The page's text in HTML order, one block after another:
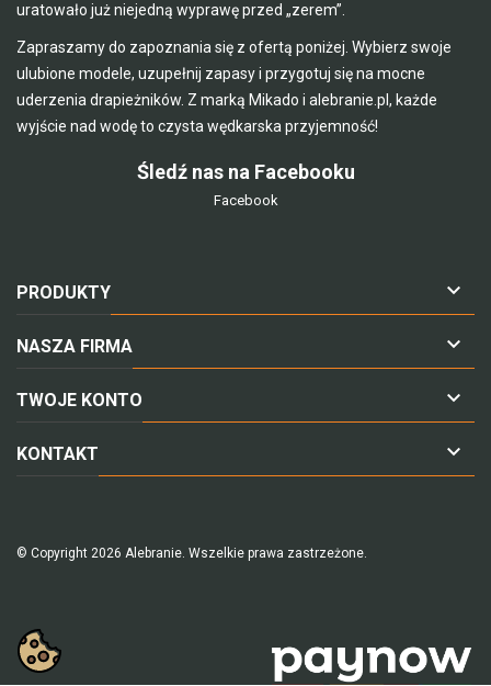
uratowało już niejedną wyprawę przed „zerem”.
Zapraszamy do zapoznania się z ofertą poniżej. Wybierz swoje
ulubione modele, uzupełnij zapasy i przygotuj się na mocne
uderzenia drapieżników. Z marką Mikado i alebranie.pl, każde
wyjście nad wodę to czysta wędkarska przyjemność!
Śledź nas na Facebooku
Facebook
PRODUKTY 
NASZA FIRMA 
TWOJE KONTO 
KONTAKT 
© Copyright 2026 Alebranie. Wszelkie prawa zastrzeżone.